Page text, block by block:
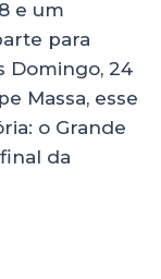
e um
para
Domingo, 24
Massa, esse
o Grande
da